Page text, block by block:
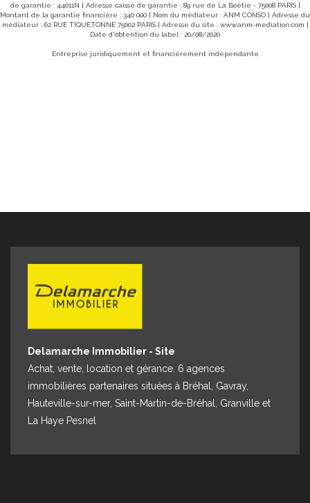
Maison Orval Sur Sienne 5 pièce(s) 172.30 m2
Loyer 805 €/mois
ORVAL SUR SIENNE 50660
Garantie: 805€ Honoraires charges locataires : 644 euros
de garantie : 44011N | Adresse caisse de garantie : 89 rue de La Boëtie - 75008 PARIS |
Montant de la garantie financière : 340 000 | Nom du médiateur : ANM CONSO | Adresse du
médiateur : 62 RUE TIQUETONNE 75002 PARIS | Adresse du site : www.anm-mediation.com |
Date d'obtention du label : 20/08/2020
Entreprise juridiquement et financièrement indépendante
Delamarche Immobilier - Site
Achat, vente, location et gérance. 6 agences
immobilières partenaires situées à Bréhal, Gavray,
Hauteville-sur-mer, Saint-Martin-de-Bréhal, Granville et
La Haye Pesnel